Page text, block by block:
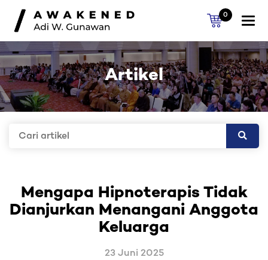
0
Artikel
Mengapa Hipnoterapis Tidak
Dianjurkan Menangani Anggota
Keluarga
23 Juni 2025